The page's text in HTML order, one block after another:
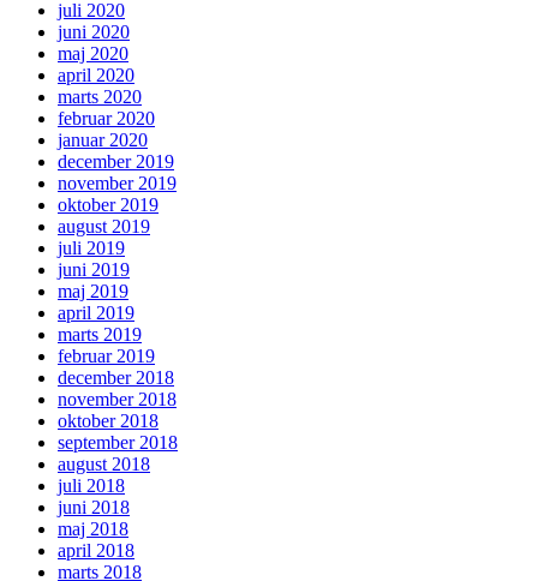
juli 2020
juni 2020
maj 2020
april 2020
marts 2020
februar 2020
januar 2020
december 2019
november 2019
oktober 2019
august 2019
juli 2019
juni 2019
maj 2019
april 2019
marts 2019
februar 2019
december 2018
november 2018
oktober 2018
september 2018
august 2018
juli 2018
juni 2018
maj 2018
april 2018
marts 2018